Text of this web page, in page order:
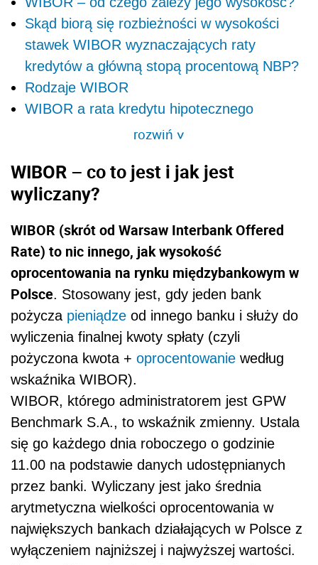
Skąd biorą się rozbieżności w wysokości
stawek WIBOR wyznaczających raty
kredytów a główną stopą procentową NBP?
Rodzaje WIBOR
WIBOR a rata kredytu hipotecznego
rozwiń>
WIBOR – co to jest i jak jest
wyliczany?
WIBOR (skrót od Warsaw Interbank Offered
Rate) to nic innego, jak wysokość
oprocentowania na rynku międzybankowym w
Polsce. Stosowany jest, gdy jeden bank
pożycza pieniądze od innego banku i służy do
wyliczenia finalnej kwoty spłaty (czyli
pożyczona kwota + oprocentowanie według
wskaźnika WIBOR).
WIBOR, którego administratorem jest GPW
Benchmark S.A., to wskaźnik zmienny. Ustala
się go każdego dnia roboczego o godzinie
11.00 na podstawie danych udostępnianych
przez banki. Wyliczany jest jako średnia
arytmetyczna wielkości oprocentowania w
największych bankach działających w Polsce z
wyłączeniem najniższej i najwyższej wartości.